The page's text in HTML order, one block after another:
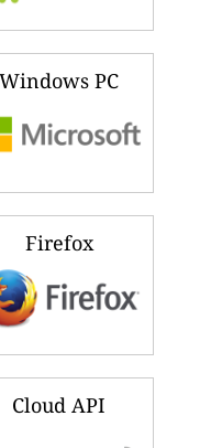
Windows PC
Firefox
Cloud API